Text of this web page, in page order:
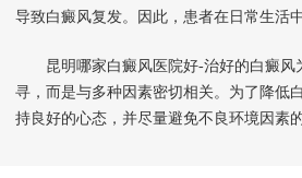
导致白癜风复发。因此，患者在日常生活
昆明哪家白癜风医院好-治好的白癜风
寻，而是与多种因素密切相关。为了降低
持良好的心态，并尽量避免不良环境因素